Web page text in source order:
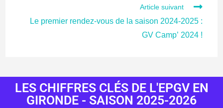
Article suivant
Le premier rendez-vous de la saison 2024-2025 :
GV Camp’ 2024 !
LES CHIFFRES CLÉS DE L'EPGV EN
GIRONDE - SAISON 2025-2026